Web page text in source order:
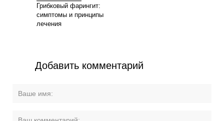
Грибковый фарингит:
симптомы и принципы
лечения
Добавить комментарий